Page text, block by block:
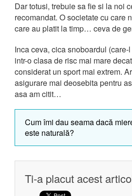
Dar totusi, trebuie sa fie si la noi
recomandat. O societate cu care
care au platit la timp… ceva de
Inca ceva, cica snoboardul
intr-o clasa de risc mai mare
considerat un sport mai extrem.
asigurare mai deosebita pentru
asa am citit…
Cum îmi dau seama dacă
este naturală?
Ti-a placut acest